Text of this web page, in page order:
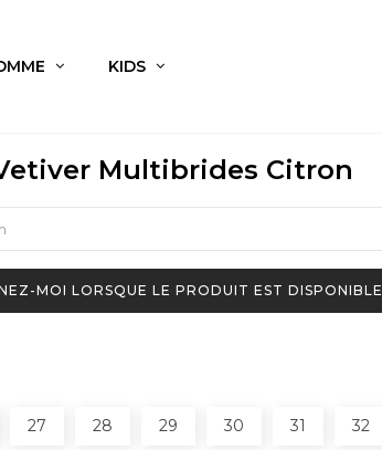
KIDS
Multibrides Citron
MOI LORSQUE LE PRODUIT EST DISPONIBLE
27 28 29 30 31 32